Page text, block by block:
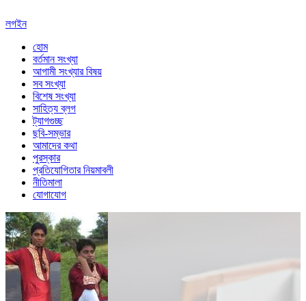
লগইন
হোম
বর্তমান সংখ্যা
আগামী সংখ্যার বিষয়
সব সংখ্যা
বিশেষ সংখ্যা
সাহিত্য ব্লগ
ট্যাগগুচ্ছ
ছবি-সম্ভার
আমাদের কথা
পুরস্কার
প্রতিযোগিতার নিয়মাবলী
নীতিমালা
যোগাযোগ